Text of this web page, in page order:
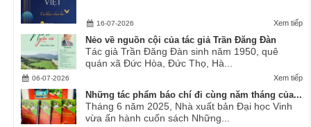
Xem tiếp
16-07-2026
Nẻo về nguồn cội của tác giả Trần Đăng Đàn
Tác giả Trần Đăng Đàn sinh năm 1950, quê
quán xã Đức Hòa, Đức Thọ, Hà...
Xem tiếp
06-07-2026
Những tác phẩm báo chí đi cùng năm tháng của...
Tháng 6 năm 2025, Nhà xuất bản Đại học Vinh
vừa ấn hành cuốn sách Những...